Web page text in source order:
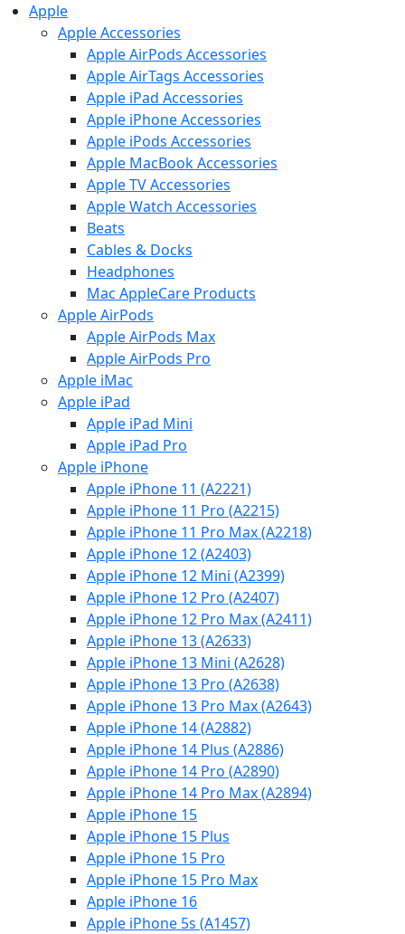
Apple
Apple Accessories
Apple AirPods Accessories
Apple AirTags Accessories
Apple iPad Accessories
Apple iPhone Accessories
Apple iPods Accessories
Apple MacBook Accessories
Apple TV Accessories
Apple Watch Accessories
Beats
Cables & Docks
Headphones
Mac AppleCare Products
Apple AirPods
Apple AirPods Max
Apple AirPods Pro
Apple iMac
Apple iPad
Apple iPad Mini
Apple iPad Pro
Apple iPhone
Apple iPhone 11 (A2221)
Apple iPhone 11 Pro (A2215)
Apple iPhone 11 Pro Max (A2218)
Apple iPhone 12 (A2403)
Apple iPhone 12 Mini (A2399)
Apple iPhone 12 Pro (A2407)
Apple iPhone 12 Pro Max (A2411)
Apple iPhone 13 (A2633)
Apple iPhone 13 Mini (A2628)
Apple iPhone 13 Pro (A2638)
Apple iPhone 13 Pro Max (A2643)
Apple iPhone 14 (A2882)
Apple iPhone 14 Plus (A2886)
Apple iPhone 14 Pro (A2890)
Apple iPhone 14 Pro Max (A2894)
Apple iPhone 15
Apple iPhone 15 Plus
Apple iPhone 15 Pro
Apple iPhone 15 Pro Max
Apple iPhone 16
Apple iPhone 5s (A1457)